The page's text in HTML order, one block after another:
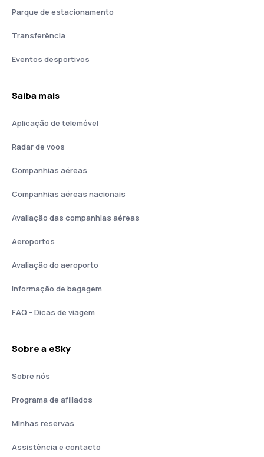
Parque de estacionamento
Transferência
Eventos desportivos
Saiba mais
Aplicação de telemóvel
Radar de voos
Companhias aéreas
Companhias aéreas nacionais
Avaliação das companhias aéreas
Aeroportos
Avaliação do aeroporto
Informação de bagagem
FAQ - Dicas de viagem
Sobre a eSky
Sobre nós
Programa de afiliados
Minhas reservas
Assistência e contacto